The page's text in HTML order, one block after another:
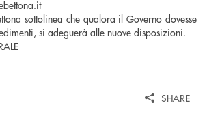
sottolinea che qualora il Governo dovesse
si adeguerà alle nuove disposizioni.
SHARE